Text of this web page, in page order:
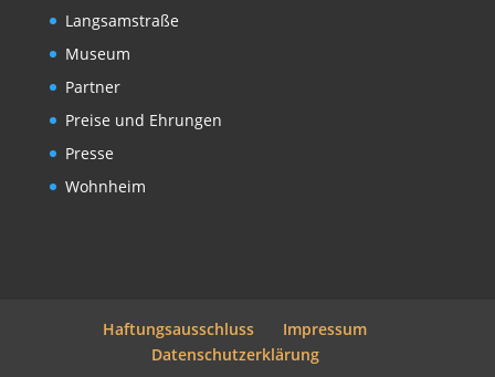
Langsamstraße
Museum
Partner
Preise und Ehrungen
Presse
Wohnheim
Haftungsausschluss
Impressum
Datenschutzerklärung